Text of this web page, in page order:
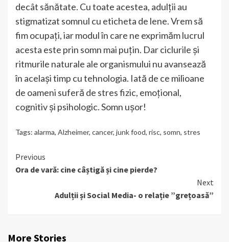
decât sănătate. Cu toate acestea, adulții au
stigmatizat somnul cu eticheta de lene. Vrem să
fim ocupați, iar modul în care ne exprimăm lucrul
acesta este prin somn mai puțin. Dar ciclurile și
ritmurile naturale ale organismului nu avansează
în același timp cu tehnologia. Iată de ce milioane
de oameni suferă de stres fizic, emoțional,
cognitiv și psihologic. Somn ușor!
Tags: alarma, Alzheimer, cancer, junk food, risc, somn, stres
Continue
Reading
Previous
Ora de vară: cine câștigă și cine pierde?
Next
Adulții și Social Media- o relație ”grețoasă”
More Stories